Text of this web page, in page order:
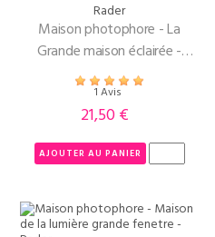
Rader
Maison photophore - La
Grande maison éclairée -
Rader
1 Avis
Prix
21,50 €
AJOUTER AU PANIER